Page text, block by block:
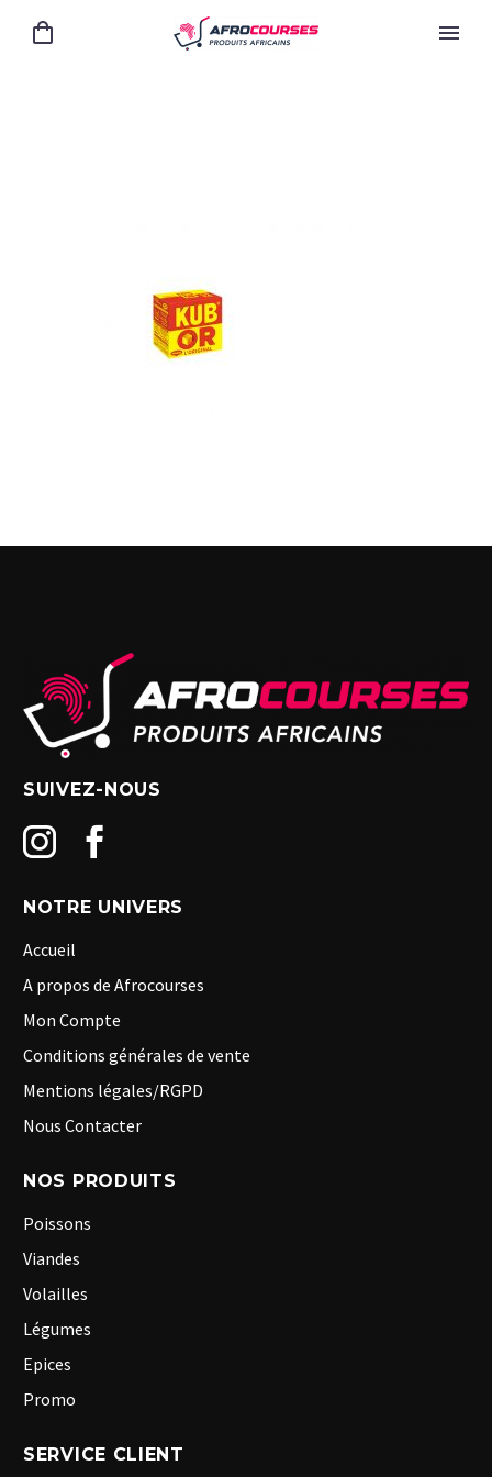
SUIVEZ-NOUS
NOTRE UNIVERS
Accueil
A propos de Afrocourses
Mon Compte
Conditions générales de vente
Mentions légales/RGPD
Nous Contacter
NOS PRODUITS
Poissons
Viandes
Volailles
Légumes
Epices
Promo
SERVICE CLIENT